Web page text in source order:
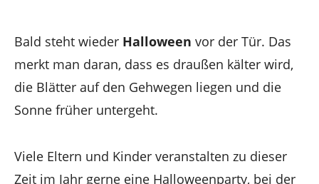
Bald steht wieder Halloween vor der Tür. Das
merkt man daran, dass es draußen kälter wird,
die Blätter auf den Gehwegen liegen und die
Sonne früher untergeht.
Viele Eltern und Kinder veranstalten zu dieser
Zeit im Jahr gerne eine Halloweenparty, bei der